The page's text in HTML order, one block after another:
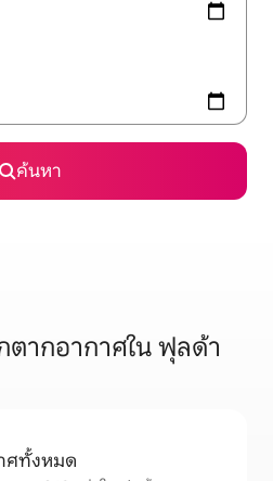
ค้นหา
ากอากาศใน ฟุลด้า
ศทั้งหมด